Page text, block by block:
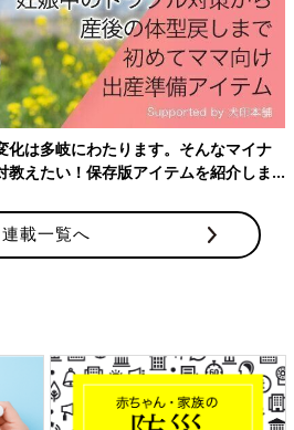
う！こちらは259円の商品のようで
「ぷりん大福」
化は多岐にわたります。そんなマイナ
教えたい！保存版アイテムを紹介しま
連載一覧へ